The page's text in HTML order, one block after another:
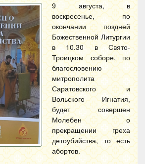
9 августа, в
воскресенье, по
окончании поздней
Божественной Литургии
в 10.30 в Свято-
Троицком соборе, по
благословению
митрополита
Саратовского и
Вольского Игнатия,
будет совершен
Молебен о
прекращении греха
детоубийства, то есть
абортов.